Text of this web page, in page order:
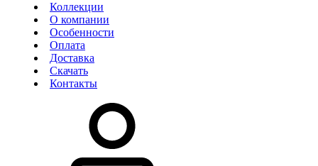
Коллекции
О компании
Особенности
Оплата
Доставка
Скачать
Контакты